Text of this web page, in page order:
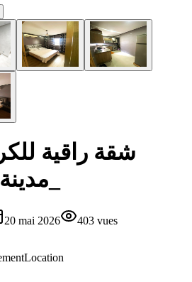
شقة راقية
20 mai 2026 403 vues
Location